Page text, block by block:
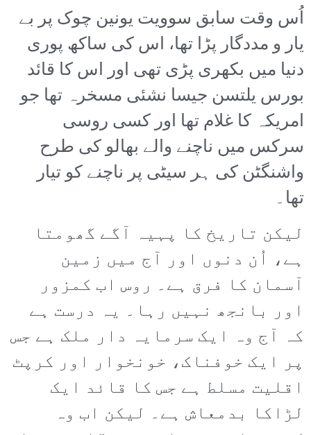
اُس وقت سابق سوویت یونین چوک پر بے
یار و مددگار پڑا تھا، اس کی ساکھ پوری
دنیا میں بکھری پڑی تھی اور اس کا قائد
بورس یلتسن جیسا نشئی مسخرہ تھا جو
امریکہ کا غلام تھا اور کسی روسی
سرکس میں ناچنے والے بھالو کی طرح
واشنگٹن کی ہر سیٹی پر ناچنے کو تیار
تھا۔
لیکن تاریخ کا پہیہ آگے گھومتا
ہے، اُن دنوں اور آج میں زمین
آسمان کا فرق ہے۔ روس اب کمزور
اور بانجھ نہیں رہا۔ یہ درست ہے
کہ آج وہ ایک سرمایہ دار ملک ہے جس
پر ایک خوفناک، خونخوار اور کرپٹ
اقلیت مسلط ہے جس کا قائد ایک
لڑاکا بدمعاش ہے۔ لیکن اب وہ